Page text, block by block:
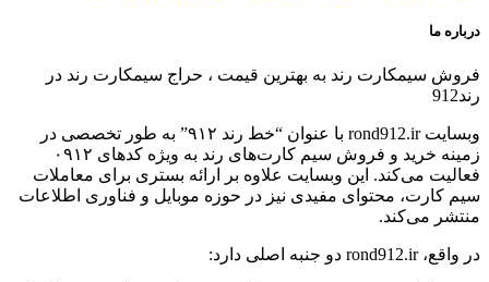
درباره ما
فروش سیمكارت رند به بهترین قیمت ، حراج سیمكارت رند در
رند912
وبسایت rond912.ir با عنوان “خط رند ۹۱۲” به طور تخصصی در
زمینه خرید و فروش سیم کارت‌های رند به ویژه کدهای ۰۹۱۲
فعالیت می‌کند. این وبسایت علاوه بر ارائه بستری برای معاملات
سیم کارت، محتوای مفیدی نیز در حوزه موبایل و فناوری اطلاعات
منتشر می‌کند.
در واقع، rond912.ir دو جنبه اصلی دارد: